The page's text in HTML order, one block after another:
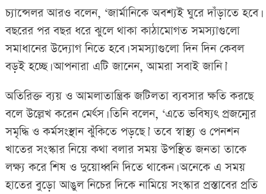
চ্যান্সেলর আরও বলেন, ‘জার্মানিকে অবশ্যই ঘুরে দাঁড়াতে হবে।
বছরের পর বছর ধরে ঝুলে থাকা কাঠামোগত সমস্যাগুলো
সমাধানের উদ্যোগ নিতে হবে। সমস্যাগুলো দিন দিন কেবল
বড়ই হচ্ছে। আপনারা এটি জানেন, আমরা সবাই জানি।’
অতিরিক্ত ব্যয় ও আমলাতান্ত্রিক জটিলতা ব্যবসার ক্ষতি করছে
বলে উল্লেখ করেন মের্ৎস। তিনি বলেন, ‘এতে ভবিষ্যৎ প্রজন্মের
সমৃদ্ধি ও কর্মসংস্থান ঝুঁকিতে পড়ছে।’ তবে স্বাস্থ্য ও পেনশন
খাতের সংস্কার নিয়ে কথা বলার সময় উপস্থিত জনতা তাকে
লক্ষ্য করে শিষ ও দুয়োধ্বনি দিতে থাকেন। অনেকে এ সময়
হাতের বুড়ো আঙুল নিচের দিকে নামিয়ে সংস্কার প্রস্তাবের প্রতি